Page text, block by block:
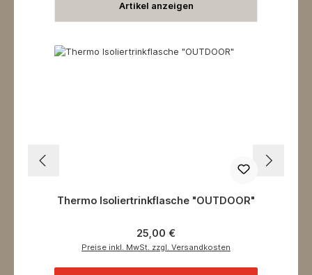
Artikel anzeigen
Thermo Isoliertrinkflasche "OUTDOOR"
Regulärer Preis:
25,00 €
Preise inkl. MwSt. zzgl. Versandkosten